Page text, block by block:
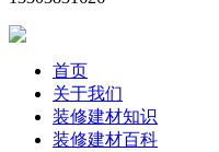
首页
关于我们
装修建材知识
装修建材百科